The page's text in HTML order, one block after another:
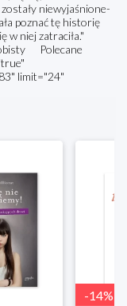
niewyjaśnione-
poznać tę historię
w niej zatraciła."
Polecane
limit="24"
-14%